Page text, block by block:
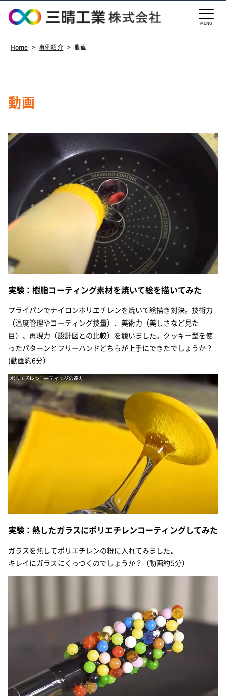
MENU
Home > 事例紹介 > 動画
動画
実験：樹脂コーティング素材を焼いて絵を描いてみた
プライパンでナイロンポリエチレンを焼いて絵描き対決。技術力
（温度管理やコーティング技量）、美術力（美しさなど見た
目）、再現力（設計図との比較）を競いました。クッキー型を使
ったパターンとフリーハンドどちらが上手にできたでしょうか？
(動画約6分）
実験：熱したガラスにポリエチレンコーティングしてみた
ガラスを熱してポリエチレンの粉に入れてみました。
キレイにガラスにくっつくのでしょうか？（動画約5分）